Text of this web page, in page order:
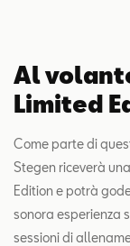
Al
Limited
Come parte di
Stegen riceverà
Edition e potrà
sonora esperienza
sessioni di